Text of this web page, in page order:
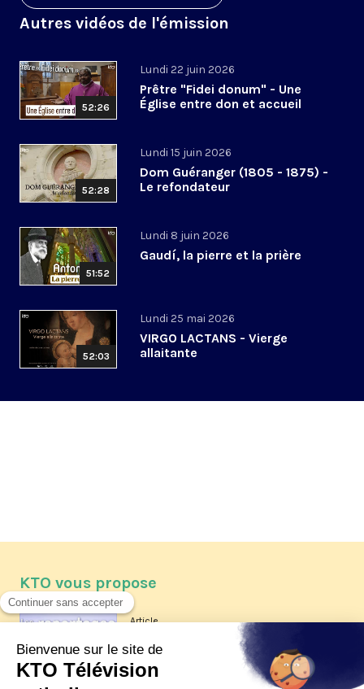
Autres vidéos de l'émission
52:26
Lundi 22 juin 2026
Prêtre "Fidei donum" - Une
Église entre don et accueil
52:28
Lundi 15 juin 2026
Dom Guéranger (1805 - 1875) -
Le refondateur
51:52
Lundi 8 juin 2026
Gaudí, la pierre et la prière
52:03
Lundi 25 mai 2026
VIRGO LACTANS - Vierge
allaitante
KTO vous propose
Article
Les reportages d'été 2026 de KTO